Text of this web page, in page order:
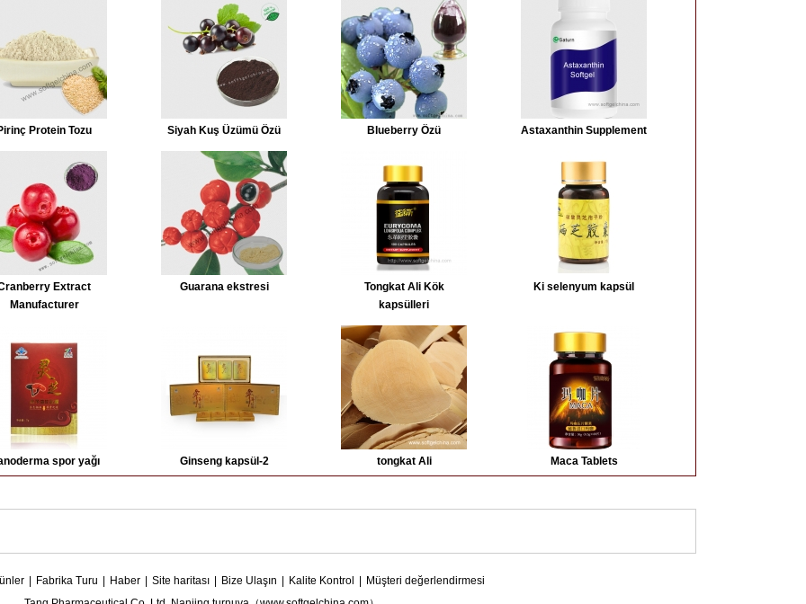
Protein Tozu Siyah Kuş Üzümü Özü Blueberry Özü Astaxanthin Supplement
Extract
Manufacturer
Guarana ekstresi
Tongkat Ali Kök
kapsülleri
Ki selenyum kapsül
spor yağı Ginseng kapsül-2 tongkat Ali Maca Tablets
Fabrika Turu Haber Site haritası Bize Ulaşın Kalite Kontrol
Müşteri değerlendirmesi